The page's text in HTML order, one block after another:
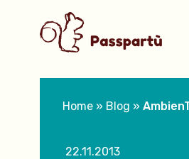
Home » Blog »
22.11.2013